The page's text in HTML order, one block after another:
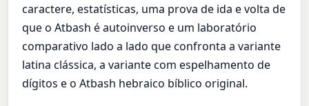
caractere, estatísticas, uma prova de ida e volta de
que o Atbash é autoinverso e um laboratório
comparativo lado a lado que confronta a variante
latina clássica, a variante com espelhamento de
dígitos e o Atbash hebraico bíblico original.